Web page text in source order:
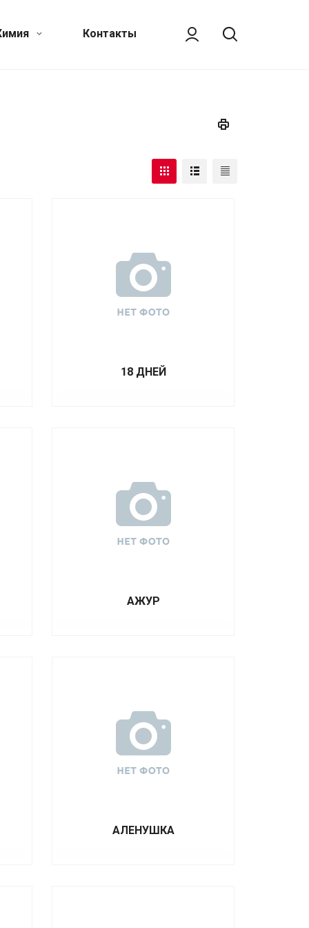
Контакты
18 ДНЕЙ
АЖУР
АЛЕНУШКА